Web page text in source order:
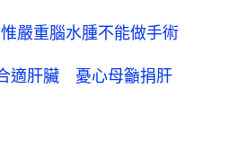
嚴重腦水腫不能做手術
適肝臟 憂心母籲捐肝